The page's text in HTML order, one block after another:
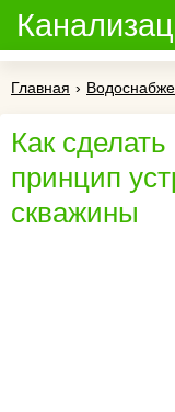
Главная ›
Как
принцип
скважины